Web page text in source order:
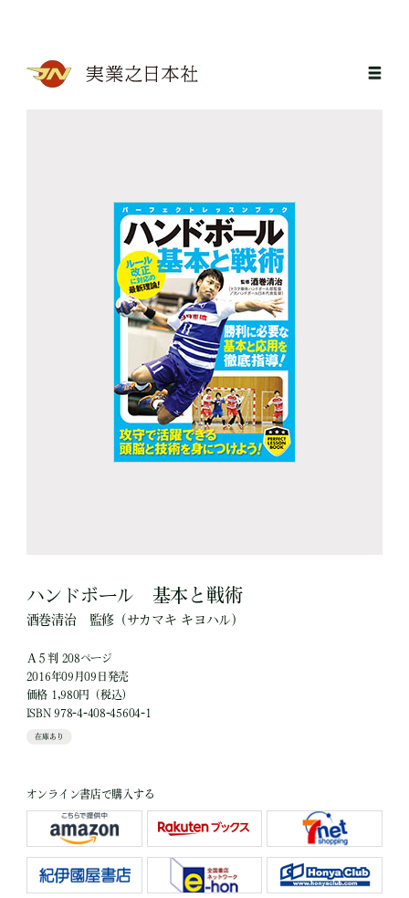
ハンドボール 基本と戦術
酒巻清治 監修 （サカマキ キヨハル）
Ａ５判 208ページ
2016年09月09日発売
価格 1,980円（税込）
ISBN 978-4-408-45604-1
在庫あり
オンライン書店で購入する